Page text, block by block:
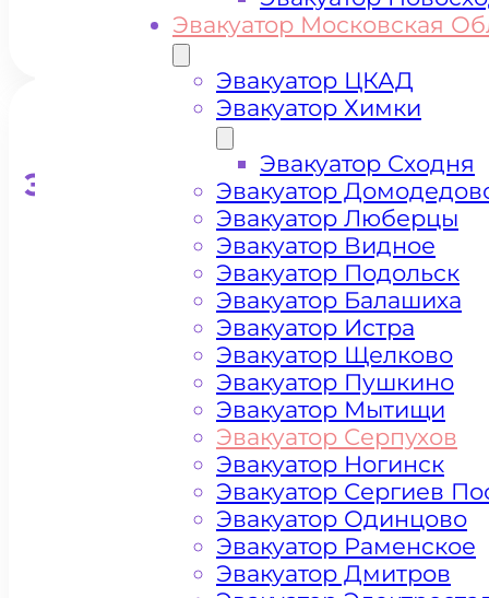
Эвакуатор для
Эвакуатор Московская
Эвакуатор ЦКАД
Эвакуатор Химки
Эвакуатор Сходня
Эвакуатор
Эвакуатор Люберцы
Эвакуатор Видное
Эвакуатор Подольск
Эвакуатор Балашиха
Эвакуатор Истра
Эвакуатор Щелково
Эвакуатор Пушкино
Эвакуатор Мытищи
Эвакуатор Серпухов
Эвакуатор Ногинск
Эвакуатор Сергиев
Эвакуатор Одинцово
Эвакуатор Раменское
Эвакуатор Дмитров